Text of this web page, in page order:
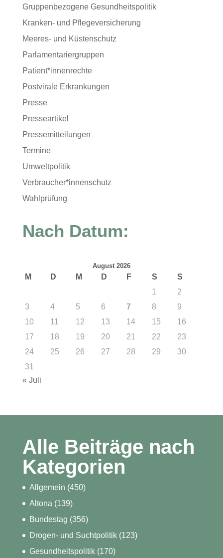
Gruppenbezogene Gesundheitspolitik
Kranken- und Pflegeversicherung
Meeres- und Küstenschutz
Parlamentariergruppen
Patient*innenrechte
Postvirale Erkrankungen
Presse
Presseartikel
Pressemitteilungen
Termine
Umweltpolitik
Verbraucher*innenschutz
Wahlprüfung
Nach Datum:
August 2026
M D M D F S
S
1
2
3
4 5 6 7 8
9
10
11 12 13 14 15
16
17
18 19 20 21 22
23
24
25 26 27 28 29
30
31
« Juli
Alle Beiträge nach
Kategorien
Allgemein (450)
Altona (139)
Bundestag (356)
Drogen- und Suchtpolitik(123)
Gesundheitspolitik(170)